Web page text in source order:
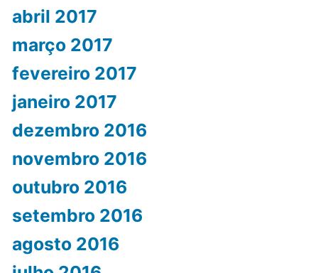
abril 2017
março 2017
fevereiro 2017
janeiro 2017
dezembro 2016
novembro 2016
outubro 2016
setembro 2016
agosto 2016